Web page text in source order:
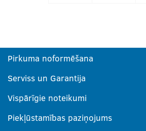
Pirkuma noformēšana
Serviss un Garantija
Vispārīgie noteikumi
Piekļūstamības paziņojums